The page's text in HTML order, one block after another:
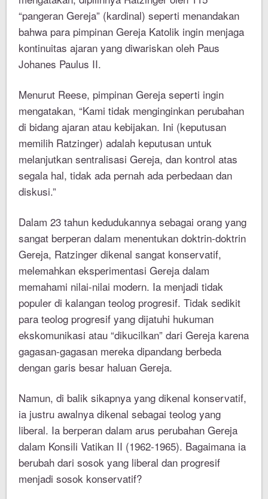
“pangeran Gereja” (kardinal) seperti menandakan
bahwa para pimpinan Gereja Katolik ingin menjaga
kontinuitas ajaran yang diwariskan oleh Paus
Johanes Paulus II.
Menurut Reese, pimpinan Gereja seperti ingin
mengatakan, “Kami tidak menginginkan perubahan
di bidang ajaran atau kebijakan. Ini (keputusan
memilih Ratzinger) adalah keputusan untuk
melanjutkan sentralisasi Gereja, dan kontrol atas
segala hal, tidak ada pernah ada perbedaan dan
diskusi.”
Dalam 23 tahun kedudukannya sebagai orang yang
sangat berperan dalam menentukan doktrin-doktrin
Gereja, Ratzinger dikenal sangat konservatif,
melemahkan eksperimentasi Gereja dalam
memahami nilai-nilai modern. Ia menjadi tidak
populer di kalangan teolog progresif. Tidak sedikit
para teolog progresif yang dijatuhi hukuman
ekskomunikasi atau “dikucilkan” dari Gereja karena
gagasan-gagasan mereka dipandang berbeda
dengan garis besar haluan Gereja.
Namun, di balik sikapnya yang dikenal konservatif,
ia justru awalnya dikenal sebagai teolog yang
liberal. Ia berperan dalam arus perubahan Gereja
dalam Konsili Vatikan II (1962-1965). Bagaimana ia
berubah dari sosok yang liberal dan progresif
menjadi sosok konservatif?